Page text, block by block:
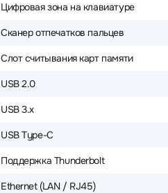
Цифровая зона на клавиатуре
Сканер отпечатков пальцев
Слот считывания карт памяти
USB 2.0
USB 3.x
USB Type-C
Поддержка Thunderbolt
Ethernet (LAN / RJ45)